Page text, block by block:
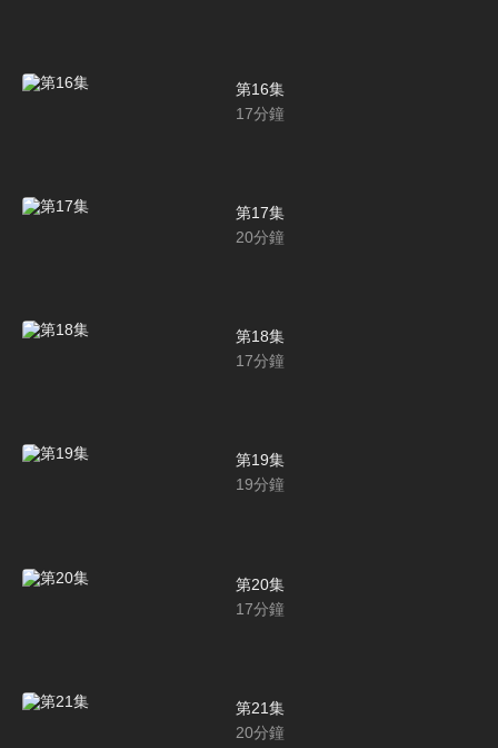
第16集
17分鐘
第17集
20分鐘
第18集
17分鐘
第19集
19分鐘
第20集
17分鐘
第21集
20分鐘